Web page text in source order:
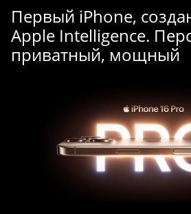
Первый iPhone,
Apple Intelligence.
приватный, мощный